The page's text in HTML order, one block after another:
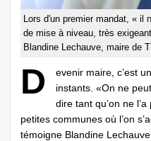
Lors d'un premier mandat, « il
de mise à niveau, très
Blandine Lechauve, maire de
D
evenir maire, c’est
instants. «On ne
dire tant qu’on ne
petites communes où l’on
témoigne Blandine